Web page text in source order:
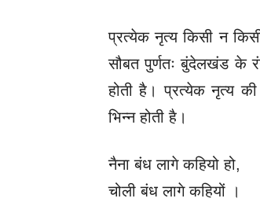
प्रत्येक नृत्य किसी न
सौबत पुर्णतः बुंदेलखंड के
होती है। प्रत्येक नृत्य
भिन्न होती है।
नैना बंध लागे कहियो हो,
चोली बंध लागे कहियों ।